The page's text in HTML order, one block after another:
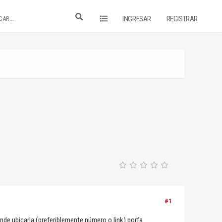
INGRESAR REGISTRAR
#1
ubicarla (preferiblemente número o link) porfa